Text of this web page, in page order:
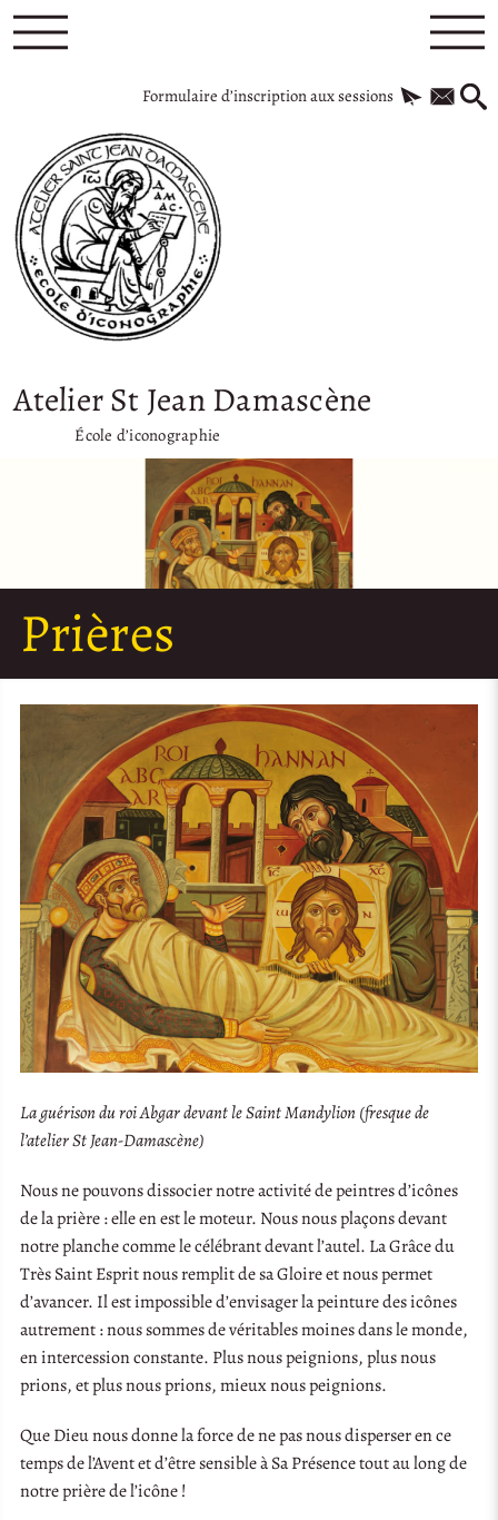
Formulaire d’inscription aux sessions
Atelier St Jean Damascène
École d’iconographie
Prières
La guérison du roi Abgar devant le Saint Mandylion (fresque de
l’atelier St Jean-Damascène)
Nous ne pouvons dissocier notre activité de peintres d’icônes
de la prière : elle en est le moteur. Nous nous plaçons devant
notre planche comme le célébrant devant l’autel. La Grâce du
Très Saint Esprit nous remplit de sa Gloire et nous permet
d’avancer. Il est impossible d’envisager la peinture des icônes
autrement : nous sommes de véritables moines dans le monde,
en intercession constante. Plus nous peignions, plus nous
prions, et plus nous prions, mieux nous peignions.
Que Dieu nous donne la force de ne pas nous disperser en ce
temps de l’Avent et d’être sensible à Sa Présence tout au long de
notre prière de l’icône !